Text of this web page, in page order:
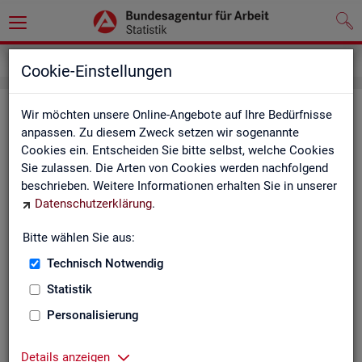
Cookie-Einstellungen
Wir möchten unsere Online-Angebote auf Ihre Bedürfnisse
anpassen. Zu diesem Zweck setzen wir sogenannte
Cookies ein. Entscheiden Sie bitte selbst, welche Cookies
Sie zulassen. Die Arten von Cookies werden nachfolgend
beschrieben. Weitere Informationen erhalten Sie in unserer
Datenschutzerklärung.
Bitte wählen Sie aus:
Technisch Notwendig
Statistik
Personalisierung
Details anzeigen
Im­pres­sum der Sta­tis­tik der Bun­
des­agen­tur für Ar­beit (BA)
In­for­ma­tio­nen über den Her­aus­ge­ber
Im­pres­sum der Bun­des­agen­tur für Ar­beit
Nut­zungs- und Be­zugs­be­din­gun­gen
Co­py­right und Mar­ken­schutz
Die In­hal­te des In­ter­net­auf­tritts der BA sowie die Pro­duk­te
der Sta­tis­tik der BA ste­hen im geis­ti­gen Ei­gen­tum der BA und